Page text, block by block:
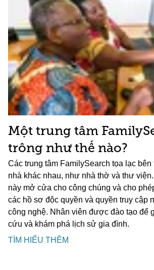
Một trung tâm
trông như thế nào?
Các trung tâm FamilySearch tọa lạc bên
nhà khác nhau, như nhà thờ và thư
này mở cửa cho công chúng và cho
các hồ sơ độc quyền và quyền truy cập
công nghệ. Nhân viên được đào tạo để
cứu và khám phá lịch sử gia đình.
TÌM HIỂU THÊM